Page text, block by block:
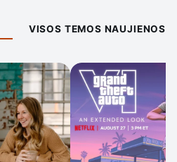
VISOS TEMOS NAUJIENOS